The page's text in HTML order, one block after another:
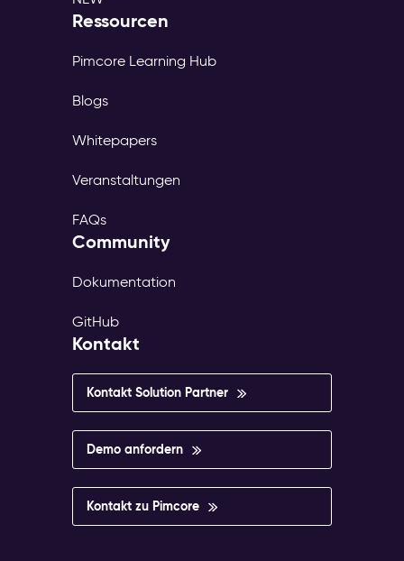
Ressourcen
Pimcore Learning Hub
Blogs
Whitepapers
Veranstaltungen
FAQs
Community
Dokumentation
GitHub
Kontakt
Kontakt Solution Partner
Demo anfordern
Kontakt zu Pimcore